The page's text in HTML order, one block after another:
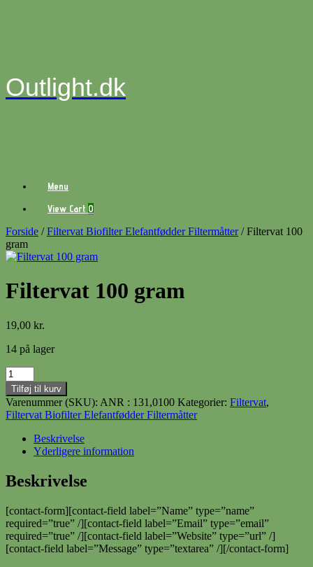
Outlight.dk
Menu
View
cart
View Cart 0
Forside /Filtervat Biofilter Elefantfødder Filtermåtter/ Filtervat 100
gram
Filtervat 100 gram
19,00 kr.
14 på lager
Filtervat
100
gram
antal
Tilføj til kurv
Varenummer (SKU): ANR : 131,0100 Kategorier: Filtervat,
Filtervat Biofilter Elefantfødder Filtermåtter
Beskrivelse
Yderligere information
Beskrivelse
[contact-form][contact-field label=”Name” type=”name”
required=”true” /][contact-field label=”Email” type=”email”
required=”true” /][contact-field label=”Website” type=”url” /]
[contact-field label=”Message” type=”textarea” /][/contact-form]